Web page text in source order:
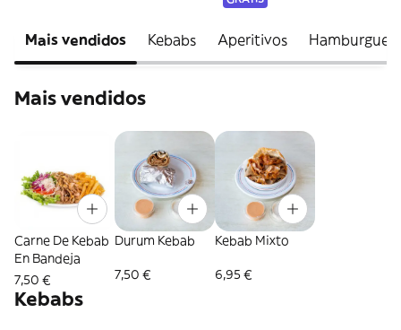
Mais vendidos Kebabs Aperitivos
Mais vendidos
Carne De Kebab
En Bandeja
7,50 €
Durum Kebab
7,50 €
Kebab Mixto
6,95 €
Kebabs